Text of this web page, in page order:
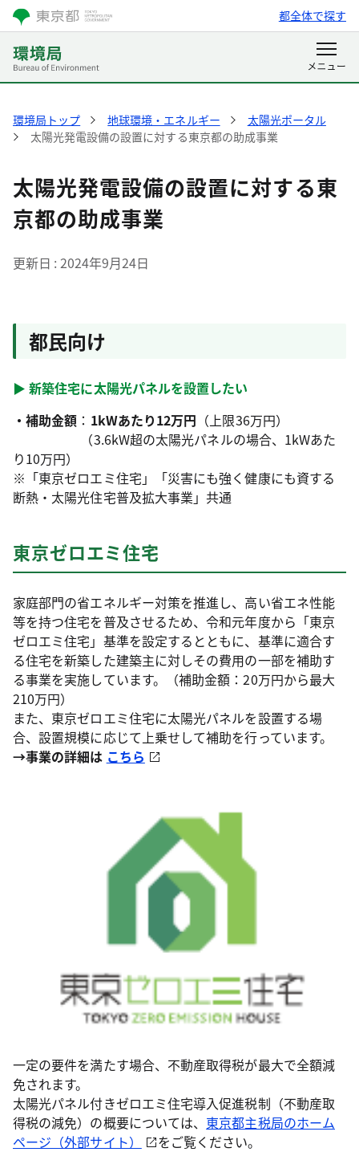
都全体で探す
環境局トップ 地球環境・エネルギー
太陽光ポータル
太陽光発電設備の設置に対する東京都の助成事業
太陽光発電設備の設置に対する東
京都の助成事業
更新日 2024年9月24日
都民向け
▶ 新築住宅に太陽光パネルを設置したい
・補助金額 ： 1kWあたり12万円 （上限36万円）
（3.6kW超の太陽光パネルの場合、1kWあた
り10万円）
※「東京ゼロエミ住宅」「災害にも強く健康にも資する
断熱・太陽光住宅普及拡大事業」共通
東京ゼロエミ住宅
家庭部門の省エネルギー対策を推進し、高い省エネ性能
等を持つ住宅を普及させるため、令和元年度から「東京
ゼロエミ住宅」基準を設定するとともに、基準に適合す
る住宅を新築した建築主に対しその費用の一部を補助す
る事業を実施しています。（補助金額：20万円から最大
210万円）
また、東京ゼロエミ住宅に太陽光パネルを設置する場
合、設置規模に応じて上乗せして補助を行っています。
→事業の詳細は こちら
一定の要件を満たす場合、不動産取得税が最大で全額減
免されます。
太陽光パネル付きゼロエミ住宅導入促進税制（不動産取
得税の減免）の概要については、 東京都主税局のホーム
ページ（外部サイト）
をご覧ください。